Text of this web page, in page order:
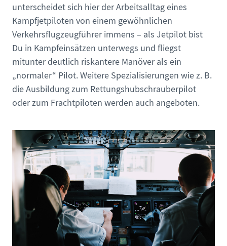
unterscheidet sich hier der Arbeitsalltag eines
Kampfjetpiloten von einem gewöhnlichen
Verkehrsflugzeugführer immens – als Jetpilot bist
Du in Kampfeinsätzen unterwegs und fliegst
mitunter deutlich riskantere Manöver als ein
„normaler“ Pilot. Weitere Spezialisierungen wie z. B.
die Ausbildung zum Rettungshubschrauberpilot
oder zum Frachtpiloten werden auch angeboten.